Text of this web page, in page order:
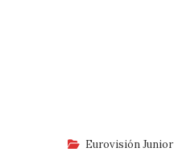
Eurovisión Junior